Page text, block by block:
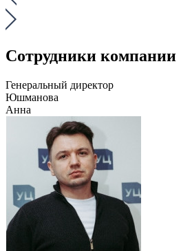
Сотрудники компании
Генеральный директор
Юшманова
Анна